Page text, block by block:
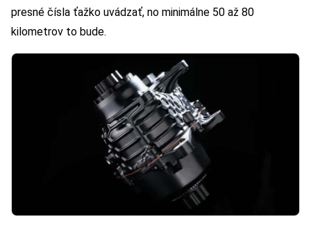
presné čísla ťažko uvádzať, no minimálne 50 až 80
kilometrov to bude.